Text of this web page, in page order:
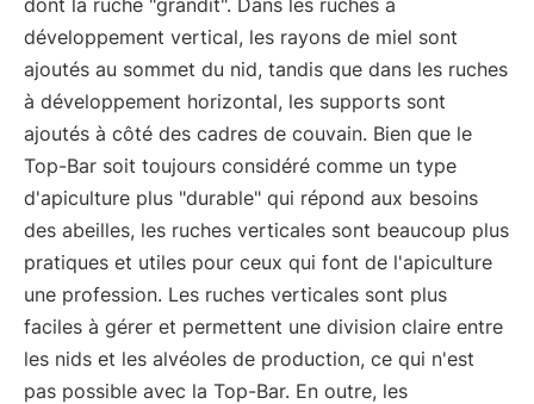
dont la ruche "grandit". Dans les ruches à
développement vertical, les rayons de miel sont
ajoutés au sommet du nid, tandis que dans les ruches
à développement horizontal, les supports sont
ajoutés à côté des cadres de couvain. Bien que le
Top-Bar soit toujours considéré comme un type
d'apiculture plus "durable" qui répond aux besoins
des abeilles, les ruches verticales sont beaucoup plus
pratiques et utiles pour ceux qui font de l'apiculture
une profession. Les ruches verticales sont plus
faciles à gérer et permettent une division claire entre
les nids et les alvéoles de production, ce qui n'est
pas possible avec la Top-Bar. En outre, les